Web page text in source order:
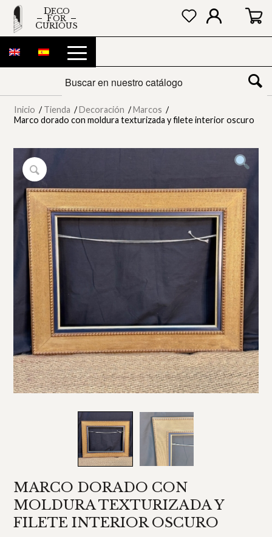
DECO
FOR
CURIOUS
Inicio / Tienda / Decoración / Marcos /
Marco dorado con moldura texturizada y filete interior oscuro
MARCO DORADO CON
MOLDURA TEXTURIZADA Y
FILETE INTERIOR OSCURO